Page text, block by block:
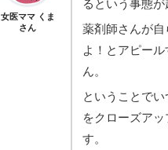
女医ママ くま
さん
るという事態が
薬剤師さんが
よ！とアピー
ん。
ということで
をクローズア
す。